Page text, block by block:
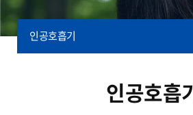
인공호흡기
인공호흡기